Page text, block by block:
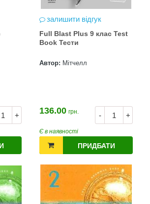
+
залишити відгук
Full Blast Plus 9 клас Test
Book Тести
Автор: Мітчелл
- +
136.00 грн.
Є в наявності
ПРИДБАТИ